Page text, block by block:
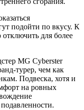
подойти по вкусу. К
для более
MG Cyberster
турер, чем как
Подвеска, хотя и
на ровных